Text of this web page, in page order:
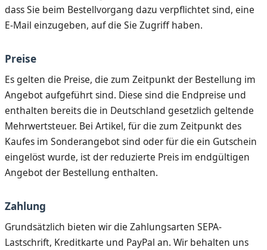
dass Sie beim Bestellvorgang dazu verpflichtet sind, eine
E-Mail einzugeben, auf die Sie Zugriff haben.
Preise
Es gelten die Preise, die zum Zeitpunkt der Bestellung im
Angebot aufgeführt sind. Diese sind die Endpreise und
enthalten bereits die in Deutschland gesetzlich geltende
Mehrwertsteuer. Bei Artikel, für die zum Zeitpunkt des
Kaufes im Sonderangebot sind oder für die ein Gutschein
eingelöst wurde, ist der reduzierte Preis im endgültigen
Angebot der Bestellung enthalten.
Zahlung
Grundsätzlich bieten wir die Zahlungsarten SEPA-
Lastschrift, Kreditkarte und PayPal an. Wir behalten uns